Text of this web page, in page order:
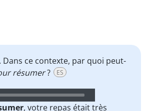
Dans ce contexte, par quoi peut-
résumer? ES
, votre repas était très